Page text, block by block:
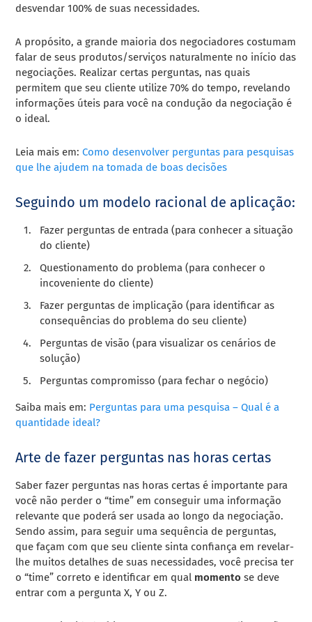
desvendar 100% de suas necessidades.
A propósito, a grande maioria dos negociadores costumam
falar de seus produtos/serviços naturalmente no início das
negociações. Realizar certas perguntas, nas quais
permitem que seu cliente utilize 70% do tempo, revelando
informações úteis para você na condução da negociação é
o ideal.
Leia mais em:Como desenvolver perguntas para pesquisas
que lhe ajudem na tomada de boas decisões
Seguindo um modelo racional de aplicação:
Fazer perguntas de entrada (para conhecer a situação
do cliente)
Questionamento do problema (para conhecer o
incoveniente do cliente)
Fazer perguntas de implicação (para identificar as
consequências do problema do seu cliente)
Perguntas de visão (para visualizar os cenários de
solução)
Perguntas compromisso (para fechar o negócio)
Saiba mais em: Perguntas para uma pesquisa – Qual é a
quantidade ideal?
Arte de fazer perguntas nas horas certas
Saber fazer perguntas nas horas certas é importante para
você não perder o “time” em conseguir uma informação
relevante que poderá ser usada ao longo da negociação.
Sendo assim, para seguir uma sequência de perguntas,
que façam com que seu cliente sinta confiança em revelar-
lhe muitos detalhes de suas necessidades, você precisa ter
o “time” correto e identificar em qual momento se deve
entrar com a pergunta X, Y ou Z.